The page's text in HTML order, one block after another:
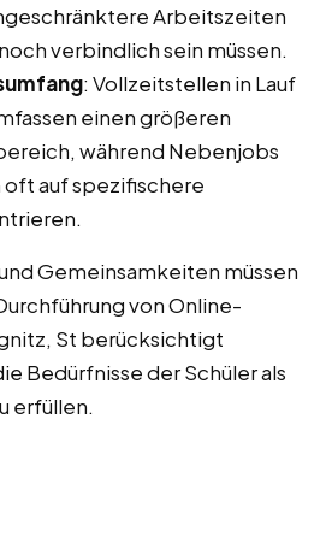
Arbeitszeiten
verbindlich sein müssen.
: Vollzeitstellen in Lauf
einen größeren
während Nebenjobs
oft auf spezifischere
Gemeinsamkeiten müssen
von Online-
St berücksichtigt
Bedürfnisse der Schüler als
erfüllen.